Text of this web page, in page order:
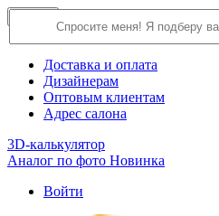
О компании
Доставка и оплата
Дизайнерам
Оптовым клиентам
Адрес салона
3D-калькулятор
Аналог по фото Новинка
Войти